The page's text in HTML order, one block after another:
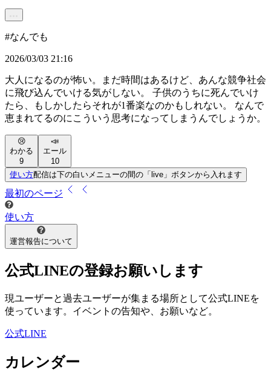
#なんでも
2026/03/03 21:16
大人になるのが怖い。まだ時間はあるけど、あんな競争社会
に飛び込んでいける気がしない。 子供のうちに死んでいけ
たら、もしかしたらそれが1番楽なのかもしれない。 なんで
恵まれてるのにこういう思考になってしまうんでしょうか。
😢
わかる
9
📣
エール
10
使い方配信は下の白いメニューの間の「live」ボタンから入れます
最初のページ
使い方
運営報告について
公式LINEの登録お願いします
現ユーザーと過去ユーザーが集まる場所として公式LINEを
使っています。イベントの告知や、お願いなど。
公式LINE
カレンダー